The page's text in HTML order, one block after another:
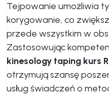
Tejpowanie umożliwia
korygowanie, co
przede wszystkim w
Zastosowując
kinesology taping kurs
otrzymują szansę
usług świadczeń o